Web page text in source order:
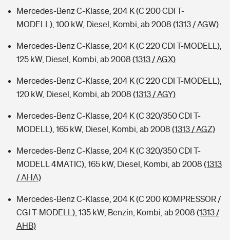
Mercedes-Benz C-Klasse, 204 K (C 200 CDI T-
MODELL), 100 kW, Diesel, Kombi, ab 2008 (1313 / AGW)
Mercedes-Benz C-Klasse, 204 K (C 220 CDI T-MODELL),
125 kW, Diesel, Kombi, ab 2008 (1313 / AGX)
Mercedes-Benz C-Klasse, 204 K (C 220 CDI T-MODELL),
120 kW, Diesel, Kombi, ab 2008 (1313 / AGY)
Mercedes-Benz C-Klasse, 204 K (C 320/350 CDI T-
MODELL), 165 kW, Diesel, Kombi, ab 2008 (1313 / AGZ)
Mercedes-Benz C-Klasse, 204 K (C 320/350 CDI T-
MODELL 4MATIC), 165 kW, Diesel, Kombi, ab 2008 (1313
/ AHA)
Mercedes-Benz C-Klasse, 204 K (C 200 KOMPRESSOR /
CGI T-MODELL), 135 kW, Benzin, Kombi, ab 2008 (1313 /
AHB)